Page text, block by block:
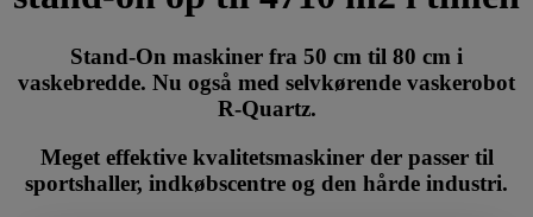
Stand-On maskiner fra 50 cm til 80 cm i
vaskebredde. Nu også med selvkørende vaskerobot
R-Quartz.
Meget effektive kvalitetsmaskiner der passer til
sportshaller, indkøbscentre og den hårde industri.